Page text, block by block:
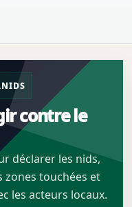
contre le
déclarer les nids,
zones touchées et
les acteurs locaux.